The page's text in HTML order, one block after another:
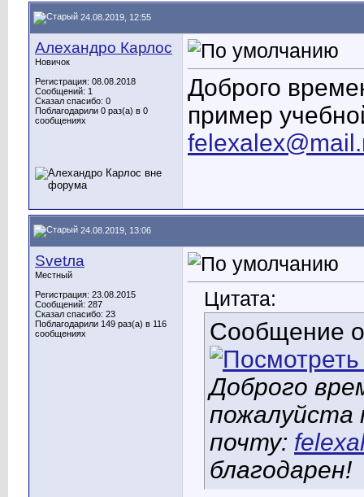
24.08.2019, 12:55
Алехандро Карлос
Новичок
Регистрация: 08.08.2018
Сообщений: 1
Сказал спасибо: 0
Поблагодарили 0 раз(а) в 0
сообщениях
Доброго
пример
24.08.2019, 13:06
Svetла
Местный
Регистрация: 23.08.2015
Сообщений: 287
Сказал спасибо: 23
Поблагодарили 149 раз(а) в 116
сообщениях
Цитата:
Сообщение
Доброго
пожалуйста
почту:
благодарен!